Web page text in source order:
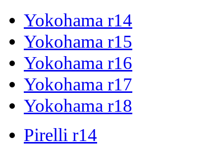
Yokohama r14
Yokohama r15
Yokohama r16
Yokohama r17
Yokohama r18
Pirelli r14